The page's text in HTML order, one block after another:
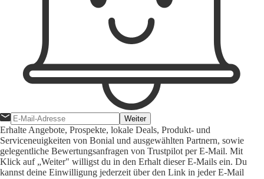
Weiter
Erhalte Angebote, Prospekte, lokale Deals, Produkt- und
Serviceneuigkeiten von Bonial und ausgewählten Partnern, sowie
gelegentliche Bewertungsanfragen von Trustpilot per E-Mail. Mit
Klick auf „Weiter" willigst du in den Erhalt dieser E-Mails ein. Du
kannst deine Einwilligung jederzeit über den Link in jeder E-Mail